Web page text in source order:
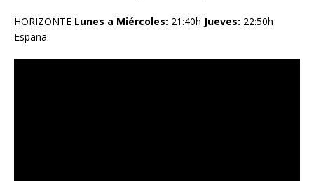
HORIZONTE Lunes a Miércoles: 21:40h Jueves: 22:50h
España